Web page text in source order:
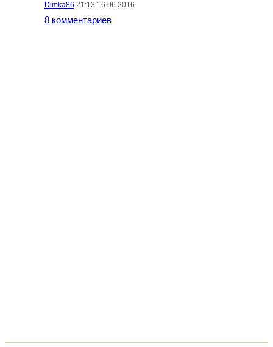
Dimka86 21:13 16.06.2016
8 комментариев